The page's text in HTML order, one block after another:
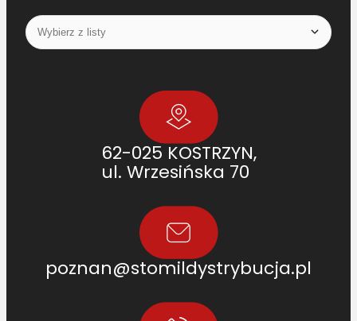
62-025 KOSTRZYN,
ul. Wrzesińska 70
poznan@stomildystrybucja.pl